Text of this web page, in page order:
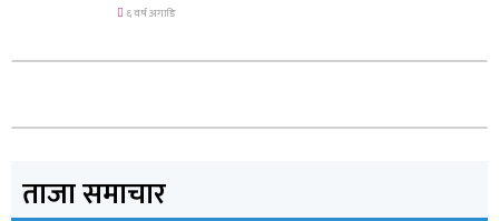
६ वर्ष अगाडि
ताजा समाचार